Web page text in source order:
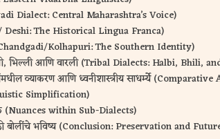
Dialect: Central Maharashtra’s Voice)
Deshi: The Historical Lingua Franca)
Kolhapuri: The Southern Identity)
भिल्ली आणि वारली (Tribal Dialects: Halbi, Bhili,
व्याकरण आणि ध्वनीशास्त्रीय साधर्म्ये
Simplification)
(Nuances within Sub-Dialects)
बोलींचे भविष्य (Conclusion: Preservation and